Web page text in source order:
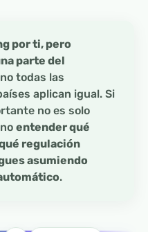
por ti, pero
parte del
todas las
aplican igual. Si
no es solo
entender qué
regulación
asumiendo
.